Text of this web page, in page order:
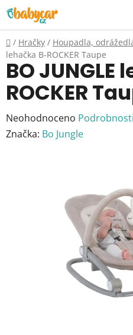
Přejít
na
obsah
Domů
/ Hračky / Houpadla,
lehačka B-ROCKER Taupe
BO
ROCKER
Průměrné
hodnocení
Neohodnoceno
Značka: Bo Jungle